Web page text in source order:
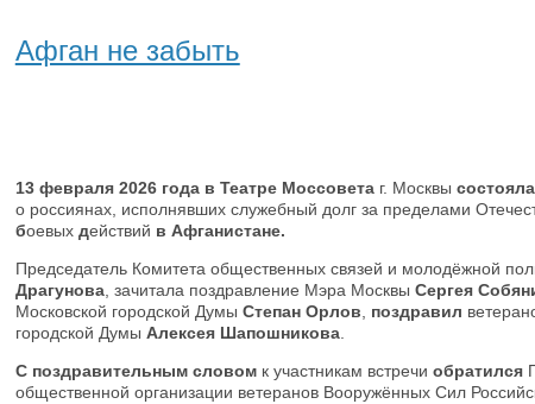
Афган не забыть
13 февраля 2026 года в Театре Моссоветаг. Москвы
о россиянах, исполнявших служебный долг за пределами
боевых действий в Афганистане.
Председатель Комитета общественных связей и молодёжной
Драгунова, зачитала поздравление Мэра Москвы Сергея
Московской городской Думы Степан Орлов поздравил
городской Думы Алексея Шапошникова.
С поздравительным словомк участникам встречи обратился
общественной организации ветеранов Вооружённых Сил